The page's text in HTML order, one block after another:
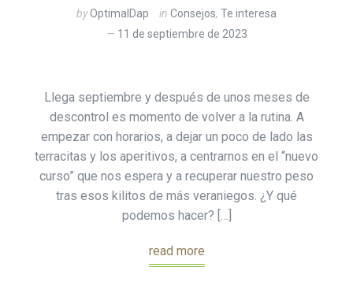
byOptimalDap in Consejos, Te interesa
11 de septiembre de 2023
Llega septiembre y después de unos meses de
descontrol es momento de volver a la rutina. A
empezar con horarios, a dejar un poco de lado las
terracitas y los aperitivos, a centrarnos en el “nuevo
curso” que nos espera y a recuperar nuestro peso
tras esos kilitos de más veraniegos. ¿Y qué
podemos hacer? […]
read more